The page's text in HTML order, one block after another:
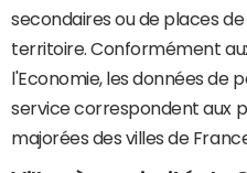
secondaires ou de places
territoire. Conformément
l'Economie, les données de
service correspondent aux
majorées des villes de